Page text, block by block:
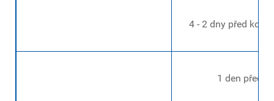
4 - 2 dny před
1 den před